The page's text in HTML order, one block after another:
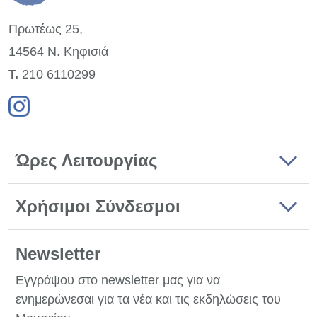
Πρωτέως 25,
14564 Ν. Κηφισιά
Τ. 210 6110299
Ώρες Λειτουργίας
Χρήσιμοι Σύνδεσμοι
Newsletter
Εγγράψου στο newsletter μας για να
ενημερώνεσαι για τα νέα και τις εκδηλώσεις του